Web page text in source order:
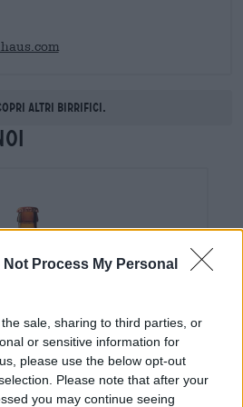
Not Process My Personal
sale, sharing to third parties, or
or sensitive information for
please use the below opt-out
Please note that after your
you may continue seeing
altri birrifici.